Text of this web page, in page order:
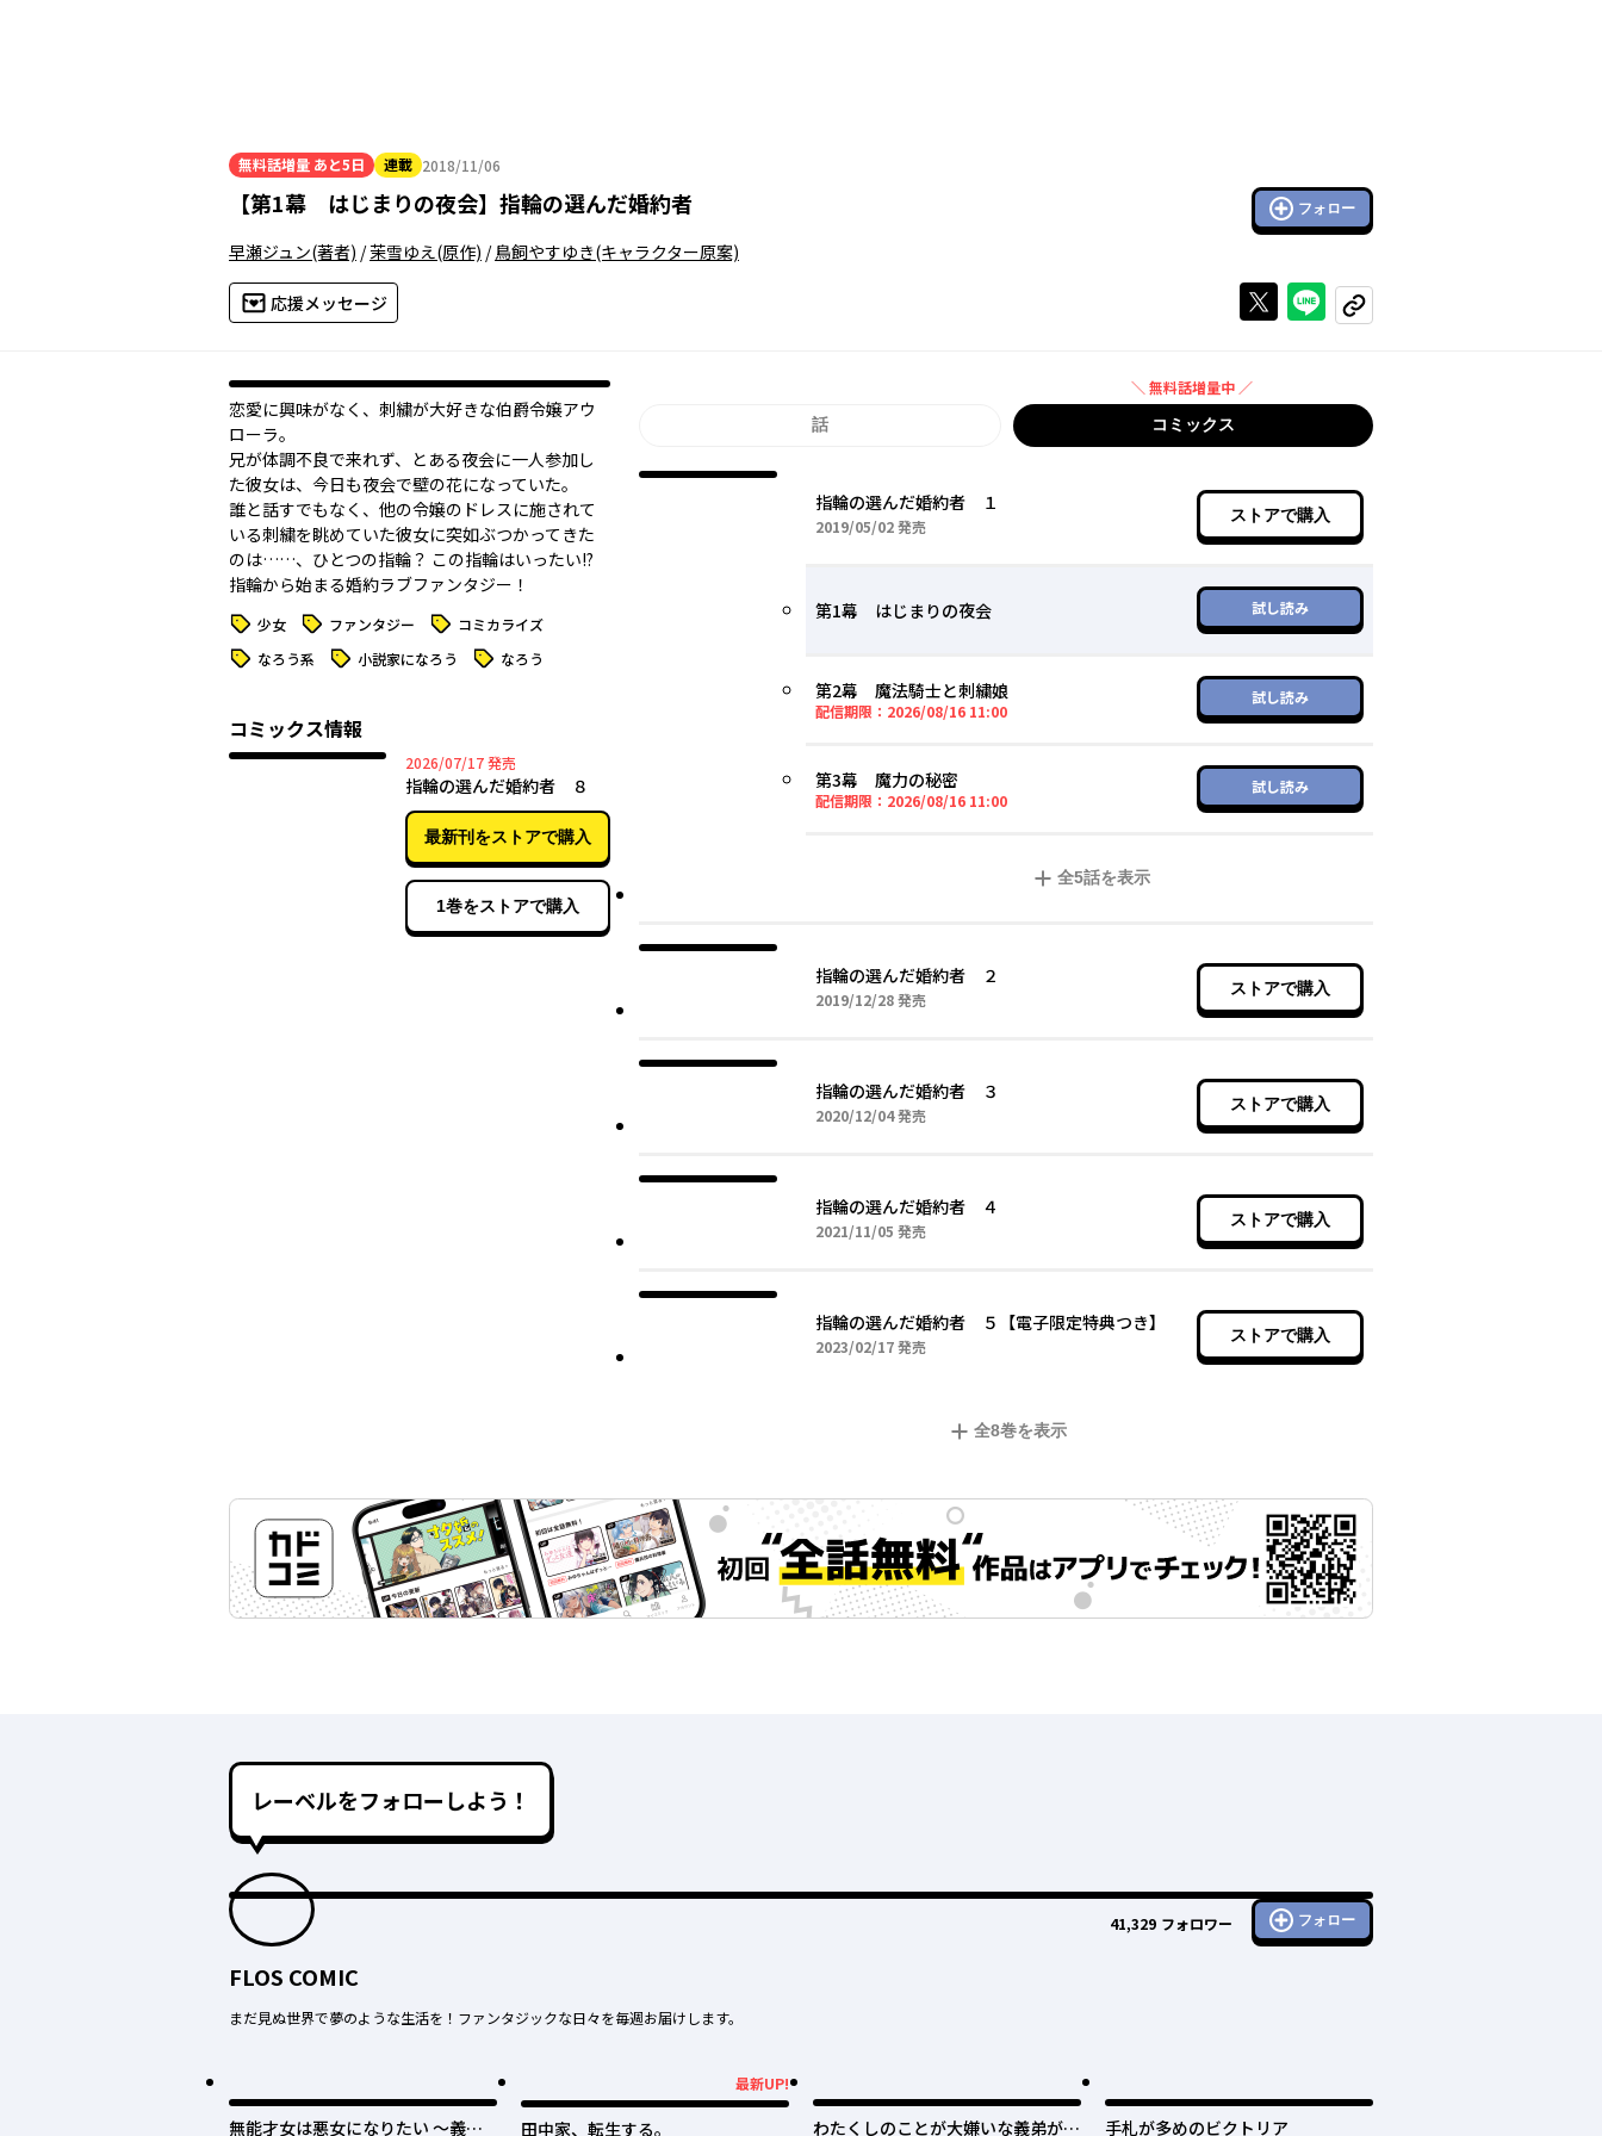
無料話増量 あと5日 連載 2018/11/06
2018年11月06日
【第1幕 はじまりの夜会】 指輪の選んだ婚約者 フォロー
早瀬ジュン(著者) /茉雪ゆえ(原作) /鳥飼やすゆき(キャラクター原案)
応援メッセージ Xで投稿するラインでシェアする
コピーする
恋愛に興味がなく、刺繍が大好きな伯爵令嬢アウ
ローラ。
兄が体調不良で来れず、とある夜会に一人参加し
た彼女は、今日も夜会で壁の花になっていた。
誰と話すでもなく、他の令嬢のドレスに施されて
いる刺繍を眺めていた彼女に突如ぶつかってきた
のは……、ひとつの指輪？ この指輪はいったい!?
指輪から始まる婚約ラブファンタジー！
タグ 少女 タグ ファンタジー タグ コミカライズ
タグ なろう系 タグ 小説家になろう タグ なろう
コミックス情報
2026/07/172026年07月17日
発売
指輪の選んだ婚約者 ８
最新刊をストアで購入
1巻をストアで購入
＼ 無料話増量中 ／
話 無料話増量中
コミックス
指輪の選んだ婚約者 １
2019/05/022019年05月02日
発売
ストアで購入
第1幕 はじまりの夜会 試し読み
第2幕 魔法騎士と刺繍娘
配信期限： 2026/08/16 11:002026年08月16日 11時00分
試し読み
第3幕 魔力の秘密
配信期限： 2026/08/16 11:002026年08月16日 11時00分
試し読み
全5話を表示
指輪の選んだ婚約者 ２
2019/12/282019年12月28日
発売
ストアで購入
指輪の選んだ婚約者 ３
2020/12/042020年12月04日
発売
ストアで購入
指輪の選んだ婚約者 ４
2021/11/05 2021年11月05日
発売
ストアで購入
指輪の選んだ婚約者 ５【電子限定特典つき】
2023/02/172023年02月17日
発売
ストアで購入
全8巻を表示
レーベルをフォローしよう！
41,329 フォロワー フォロー
FLOS COMIC
まだ見ぬ世界で夢のような生活を！ファンタジックな日々を毎週お届けします。
無能才女は悪女になりたい ～義妹
最新UP!
田中家、転生する。 わたくしのことが大嫌いな義弟が護 手札が多めのビクトリア